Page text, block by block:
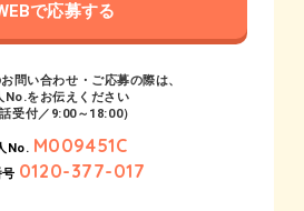
で応募する
問い合わせ・ご応募の際は、
No.をお伝えください
話受付／9:00～18:00）
No. M009451C
号 0120-377-017